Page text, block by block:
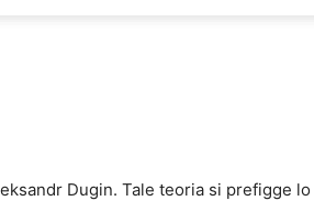
Dugin. Tale teoria si prefigge